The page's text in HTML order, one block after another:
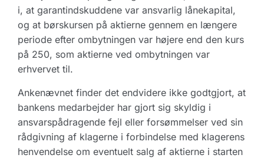
i, at garantindskuddene var ansvarlig lånekapital,
og at børskursen på aktierne gennem en længere
periode efter ombytningen var højere end den kurs
på 250, som aktierne ved ombytningen var
erhvervet til.
Ankenævnet finder det endvidere ikke godtgjort, at
bankens medarbejder har gjort sig skyldig i
ansvarspådragende fejl eller forsømmelser ved sin
rådgivning af klagerne i forbindelse med klagerens
henvendelse om eventuelt salg af aktierne i starten